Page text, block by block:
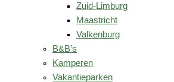
Zuid-Limburg
Maastricht
Valkenburg
B&B’s
Kamperen
Vakantieparken